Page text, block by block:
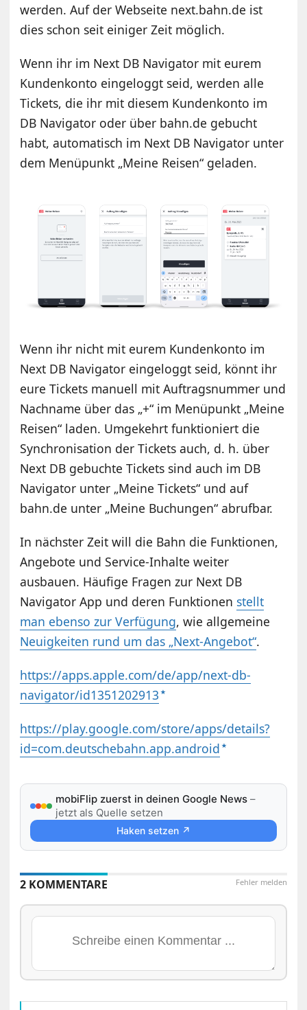
werden. Auf der Webseite next.bahn.de ist
dies schon seit einiger Zeit möglich.
Wenn ihr im Next DB Navigator mit eurem
Kundenkonto eingeloggt seid, werden alle
Tickets, die ihr mit diesem Kundenkonto im
DB Navigator oder über bahn.de gebucht
habt, automatisch im Next DB Navigator unter
dem Menüpunkt „Meine Reisen“ geladen.
Wenn ihr nicht mit eurem Kundenkonto im
Next DB Navigator eingeloggt seid, könnt ihr
eure Tickets manuell mit Auftragsnummer und
Nachname über das „+“ im Menüpunkt „Meine
Reisen“ laden. Umgekehrt funktioniert die
Synchronisation der Tickets auch, d. h. über
Next DB gebuchte Tickets sind auch im DB
Navigator unter „Meine Tickets“ und auf
bahn.de unter „Meine Buchungen“ abrufbar.
In nächster Zeit will die Bahn die Funktionen,
Angebote und Service-Inhalte weiter
ausbauen. Häufige Fragen zur Next DB
Navigator App und deren Funktionen stellt
man ebenso zur Verfügung, wie allgemeine
Neuigkeiten rund um das „Next-Angebot“.
https://apps.apple.com/de/app/next-db-
navigator/id1351202913
https://play.google.com/store/apps/details?
id=com.deutschebahn.app.android
mobiFlip zuerst in deinen Google News –
jetzt als Quelle setzen
Haken setzen ↗
Fehler melden
2 KOMMENTARE